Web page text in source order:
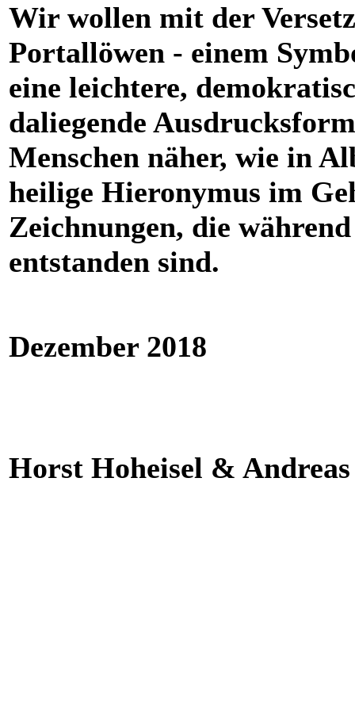
Wir wollen mit der
Portallöwen - einem
eine leichtere,
daliegende
Menschen näher, wie in
heilige Hieronymus im
Zeichnungen, die
entstanden sind.
Dezember 2018
Horst Hoheisel &